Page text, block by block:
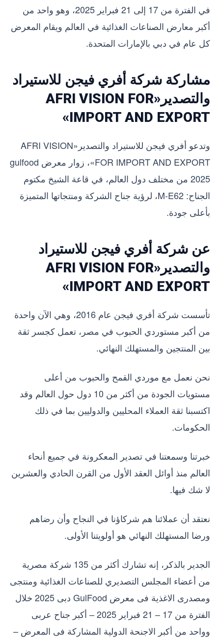
في الفترة من 17 إلى 21 فبراير 2025، وهو واحد من
أكبر معارض الصناعات الغذائية في العالم ويقام المعرض
كل عام في دبي بالإمارات المتحدة.
مشاركة شركة أفري فيجن للاستيراد
والتصدير«AFRI VISION FOR
IMPORT AND EXPORT»
وتدعو أفري فيجن للاستيراد والتصدير«AFRI VISION
FOR IMPORT AND EXPORT»، زوار معرض gulfood
2025 من مختلف دول العالم، في قاعة الشيخ مكتوم
الجناح: M-E62، لرؤية جناح الشركة ومنتجاتها المتميزة
بأعلى جودة.
عن شركة أفري فيجن للاستيراد
والتصدير«AFRI VISION FOR
IMPORT AND EXPORT»
تأسست شركة أفري فيجن عام 2016، وهي الآن واحدة
من أكبر مستوردي الحبوب في مصر، تعمل كجسر ثقة
بين المنتجين والمستهلك النهائي.
نحن نعمل مع موردي القمح والحبوب من أعلى
مستويات الجودة من أكثر من 10 دول حول العالم وقد
اكتسبنا ثقة العملاء المحليين والدوليين بما في ذلك
الحكومات.
خبرتنا وسمعتنا في تصدير المعكرونة في جميع أنحاء
العالم منذ أوائل العقد الأول من القرن الحادي والعشرين
لا شك فيها.
نعتقد أن عملائنا هم شركاؤنا في النجاح وأن رضاهم
ورضا المستهلك النهائي هو أولويتنا الأولى.
الجدير بالذكر، إنه تشارك أكثر من 135 شركة مصرية
من أعضاء المجلس التصديري للصناعات الغذائية ومنتجى
ومصدرى الاغذية فى معرض GulFood دبى 2025 خلال
الفترة من 17 – 21 فبراير 2025 – أكبر جناح عربى
وواحد من أكبر الاجنحة الدولية المشاركة فى المعرض –